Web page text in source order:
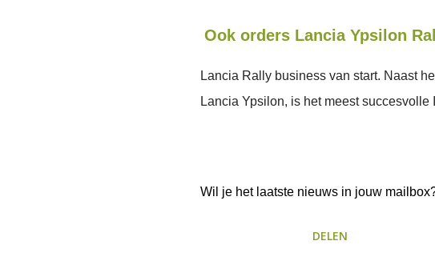
Ook orders Lancia Ypsilon
Lancia Rally business van start. Naast
Lancia Ypsilon, is het meest
Wil je het laatste nieuws in jouw
DELEN